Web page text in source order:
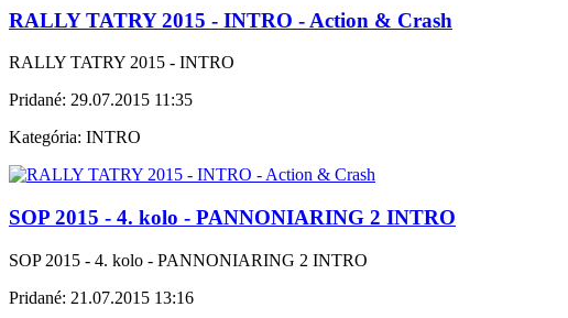
RALLY TATRY 2015 - INTRO - Action & Crash
RALLY TATRY 2015 - INTRO
Pridané: 29.07.2015 11:35
Kategória: INTRO
SOP 2015 - 4. kolo - PANNONIARING 2 INTRO
SOP 2015 - 4. kolo - PANNONIARING 2 INTRO
Pridané: 21.07.2015 13:16